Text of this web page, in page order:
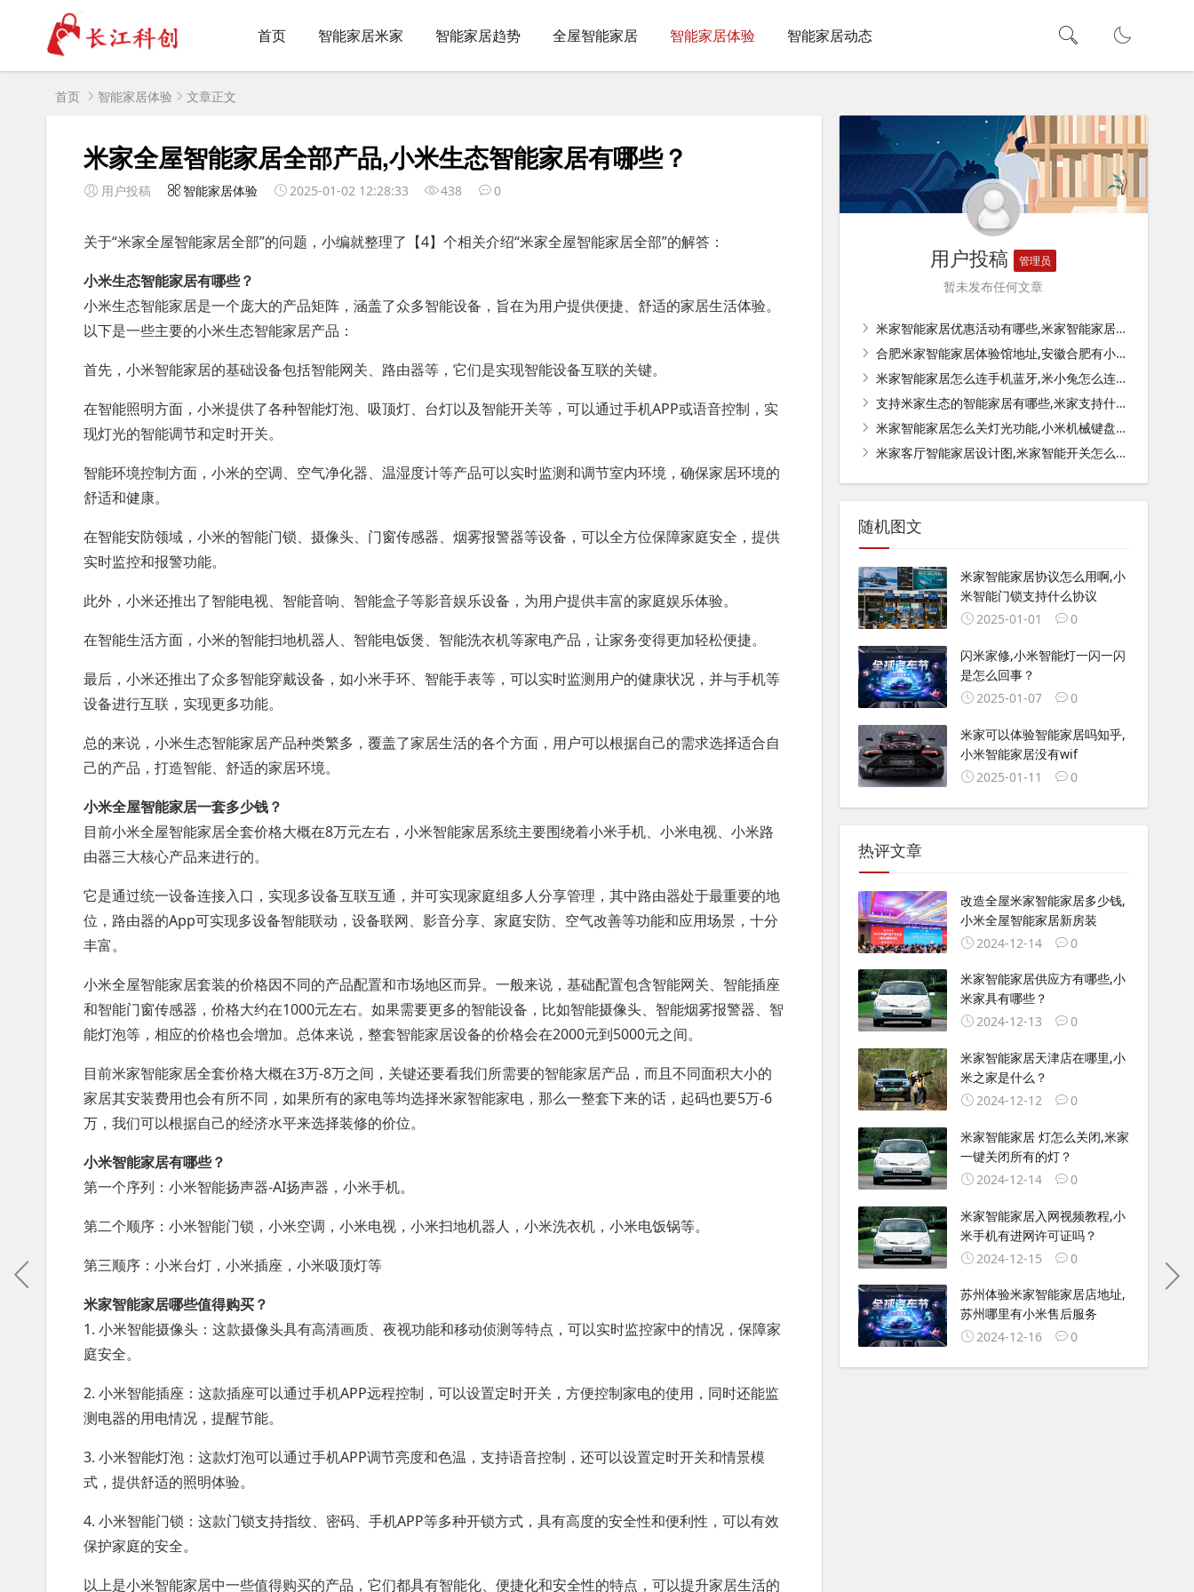
首页 智能家居米家 智能家居趋势 全屋智能家居 智能家居体验 智能家居动态
首页 智能家居体验 文章正文
米家全屋智能家居全部产品,小米生态智能家居有哪些？
用户投稿 智能家居体验 2025-01-02 12:28:33 438 0
关于“米家全屋智能家居全部”的问题，小编就整理了【4】个相关介绍“米家全屋智能家居全部”的解答：
小米生态智能家居有哪些？
小米生态智能家居是一个庞大的产品矩阵，涵盖了众多智能设备，旨在为用户提供便捷、舒适的家居生活体验。
以下是一些主要的小米生态智能家居产品：
首先，小米智能家居的基础设备包括智能网关、路由器等，它们是实现智能设备互联的关键。
在智能照明方面，小米提供了各种智能灯泡、吸顶灯、台灯以及智能开关等，可以通过手机APP或语音控制，实
现灯光的智能调节和定时开关。
智能环境控制方面，小米的空调、空气净化器、温湿度计等产品可以实时监测和调节室内环境，确保家居环境的
舒适和健康。
在智能安防领域，小米的智能门锁、摄像头、门窗传感器、烟雾报警器等设备，可以全方位保障家庭安全，提供
实时监控和报警功能。
此外，小米还推出了智能电视、智能音响、智能盒子等影音娱乐设备，为用户提供丰富的家庭娱乐体验。
在智能生活方面，小米的智能扫地机器人、智能电饭煲、智能洗衣机等家电产品，让家务变得更加轻松便捷。
最后，小米还推出了众多智能穿戴设备，如小米手环、智能手表等，可以实时监测用户的健康状况，并与手机等
设备进行互联，实现更多功能。
总的来说，小米生态智能家居产品种类繁多，覆盖了家居生活的各个方面，用户可以根据自己的需求选择适合自
己的产品，打造智能、舒适的家居环境。
小米全屋智能家居一套多少钱？
目前小米全屋智能家居全套价格大概在8万元左右，小米智能家居系统主要围绕着小米手机、小米电视、小米路
由器三大核心产品来进行的。
它是通过统一设备连接入口，实现多设备互联互通，并可实现家庭组多人分享管理，其中路由器处于最重要的地
位，路由器的App可实现多设备智能联动，设备联网、影音分享、家庭安防、空气改善等功能和应用场景，十分
丰富。
小米全屋智能家居套装的价格因不同的产品配置和市场地区而异。一般来说，基础配置包含智能网关、智能插座
和智能门窗传感器，价格大约在1000元左右。如果需要更多的智能设备，比如智能摄像头、智能烟雾报警器、智
能灯泡等，相应的价格也会增加。总体来说，整套智能家居设备的价格会在2000元到5000元之间。
目前米家智能家居全套价格大概在3万-8万之间，关键还要看我们所需要的智能家居产品，而且不同面积大小的
家居其安装费用也会有所不同，如果所有的家电等均选择米家智能家电，那么一整套下来的话，起码也要5万-6
万，我们可以根据自己的经济水平来选择装修的价位。
小米智能家居有哪些？
第一个序列：小米智能扬声器-AI扬声器，小米手机。
第二个顺序：小米智能门锁，小米空调，小米电视，小米扫地机器人，小米洗衣机，小米电饭锅等。
第三顺序：小米台灯，小米插座，小米吸顶灯等
米家智能家居哪些值得购买？
1. 小米智能摄像头：这款摄像头具有高清画质、夜视功能和移动侦测等特点，可以实时监控家中的情况，保障家
庭安全。
2. 小米智能插座：这款插座可以通过手机APP远程控制，可以设置定时开关，方便控制家电的使用，同时还能监
测电器的用电情况，提醒节能。
3. 小米智能灯泡：这款灯泡可以通过手机APP调节亮度和色温，支持语音控制，还可以设置定时开关和情景模
式，提供舒适的照明体验。
4. 小米智能门锁：这款门锁支持指纹、密码、手机APP等多种开锁方式，具有高度的安全性和便利性，可以有效
保护家庭的安全。
以上是小米智能家居中一些值得购买的产品，它们都具有智能化、便捷化和安全性的特点，可以提升家居生活的
用户投稿 管理员
暂未发布任何文章
米家智能家居优惠活动有哪些,米家智能家居哪些值得购买？
合肥米家智能家居体验馆地址,安徽合肥有小米之家吗？地址在哪？
米家智能家居怎么连手机蓝牙,米小兔怎么连接手机？
支持米家生态的智能家居有哪些,米家支持什么品牌？
米家智能家居怎么关灯光功能,小米机械键盘如何关闭灯光？
米家客厅智能家居设计图,米家智能开关怎么实现全屋家居智能？
随机图文
米家智能家居协议怎么用啊,小
米智能门锁支持什么协议
2025-01-01
0
闪米家修,小米智能灯一闪一闪
是怎么回事？
2025-01-07
0
米家可以体验智能家居吗知乎,
小米智能家居没有wif
2025-01-11
0
热评文章
改造全屋米家智能家居多少钱,
小米全屋智能家居新房装
2024-12-14
0
米家智能家居供应方有哪些,小
米家具有哪些？
2024-12-13
0
米家智能家居天津店在哪里,小
米之家是什么？
2024-12-12
0
米家智能家居 灯怎么关闭,米家
一键关闭所有的灯？
2024-12-14
0
米家智能家居入网视频教程,小
米手机有进网许可证吗？
2024-12-15
0
苏州体验米家智能家居店地址,
苏州哪里有小米售后服务
2024-12-16
0